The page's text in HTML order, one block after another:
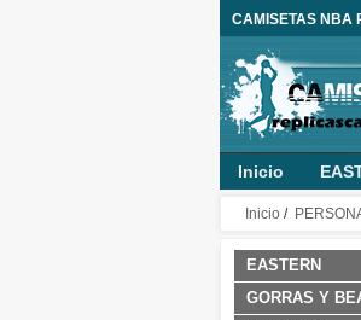
CAMISETAS NBA
Inicio
MUJER
Inicio /
EASTERN
GORRAS Y